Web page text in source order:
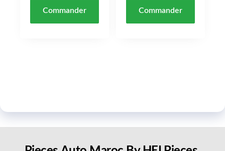
Commander Commander